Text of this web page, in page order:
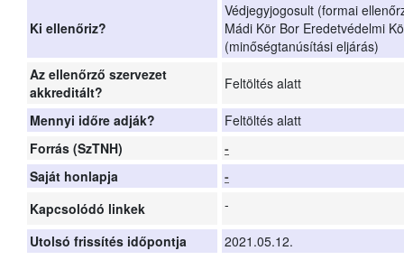
Ki ellenőriz?
Védjegyjogosult (formai
Mádi Kör Bor Eredetvédelmi
(minőségtanúsítási eljárás)
Az ellenőrző szervezet
akkreditált?
Feltöltés alatt
Mennyi időre adják?
Feltöltés alatt
Forrás (SzTNH)
-
Saját honlapja
-
Kapcsolódó linkek
-
Utolsó frissítés időpontja 2021.05.12.